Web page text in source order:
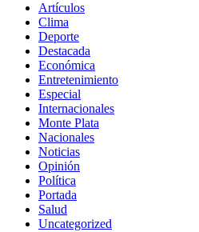
Artículos
Clima
Deporte
Destacada
Económica
Entretenimiento
Especial
Internacionales
Monte Plata
Nacionales
Noticias
Opinión
Política
Portada
Salud
Uncategorized